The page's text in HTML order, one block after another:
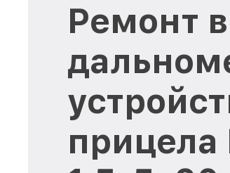
Ремонт
прицела